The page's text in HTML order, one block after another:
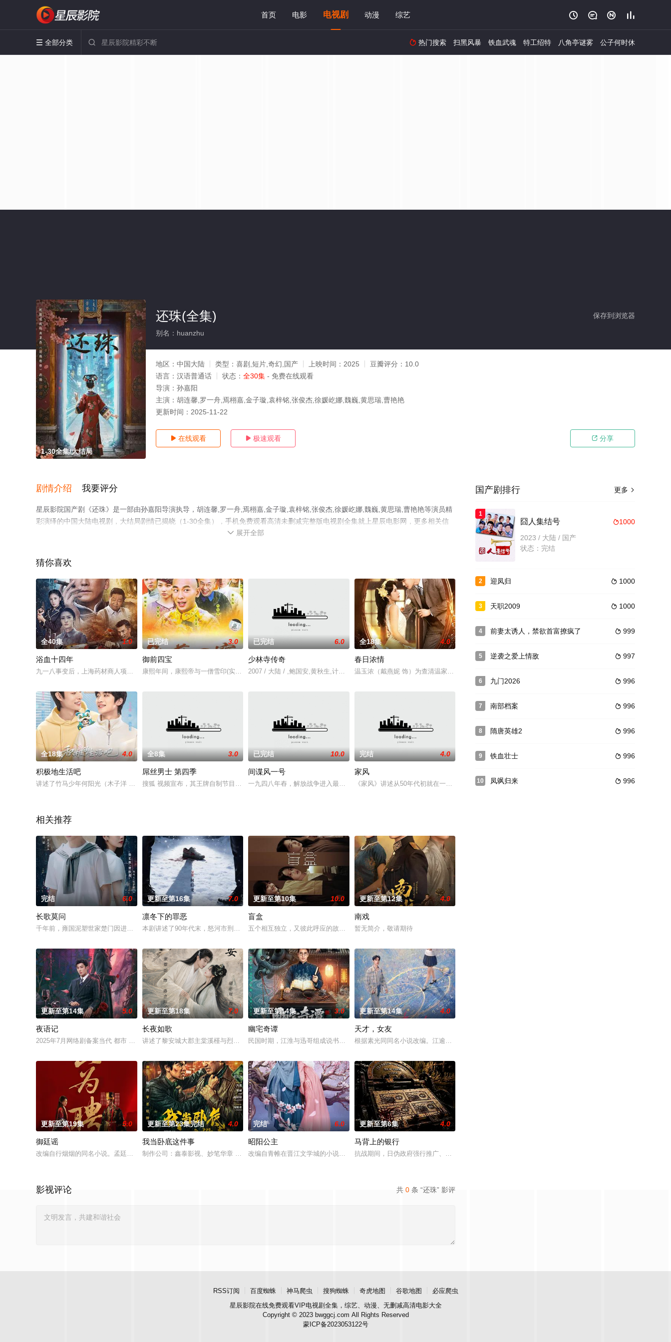
首页 电影 电视剧 动漫 综艺    
 全部分类   热门搜索 扫黑风暴 铁血武魂 特工绍特 八角亭谜雾 公子何时休
1-30全集/大结局
保存到浏览器
还珠(全集)
别名：huanzhu
地区： 中国大陆 类型： 喜剧,短片,奇幻,国产 上映时间： 2025 豆瓣评分： 10.0
语言： 汉语普通话 状态： 全30集 - 免费在线观看
导演： 孙嘉阳
主演： 胡连馨,罗一舟,焉栩嘉,金子璇,袁梓铭,张俊杰,徐媛屹娜,魏巍,黄思瑞,曹艳艳
更新时间： 2025-11-22
 在线观看  极速观看  分享
剧情介绍 我要评分
星辰影院国产剧《还珠》是一部由孙嘉阳导演执导，胡连馨,罗一舟,焉栩嘉,金子璇,袁梓铭,张俊杰,徐媛屹娜,魏巍,黄思瑞,曹艳艳等演员精
彩演绎的中国大陆电视剧，大结局剧情已揭晓（1-30全集），手机免费观看高清未删减完整版电视剧全集就上星辰电影网，更多相关信
 展开全部
猜你喜欢
全40集 1.0
浴血十四年
九一八事变后，上海药材商人项青松私下组织募捐，支援东北抗日义勇军，其子项彬礼瞒着父亲也偷偷参加抗日活动。一二八事变爆发后上海陷入混乱，项
已完结 3.0
御前四宝
康熙年间，康熙帝与一僧雪印(实为康熙之父委派)打赌，怪僧承诺将街头两名乞丐；当朝宰相明珠之子纳兰容若；海师提督施郎之子施仕伦训练成国之栋
已完结 6.0
少林寺传奇
2007 / 大陆 / ,鲍国安,黄秋生,计春华,谢苗,李炳渊,叶剑卫
全18集 4.0
春日浓情
温玉浓（戴燕妮 饰）为查清温家灭门真相，假借身份进入秦家，却与三年前的爱人秦恪闻（代高政 饰）再度
全18集 4.0
积极地生活吧
讲述了竹马少年何阳光（木子洋 饰）和洛星星（吴幸键 饰）在携手追梦的过程中彼此成长的故事。剧中，从小一起长大的何阳光和洛星星受家族影响，
全8集 3.0
屌丝男士 第四季
搜狐 视频宣布，其王牌自制节目《屌 丝男士》系列第四季将于近期开拍。 在其开机发布会上，搜狐视频宣布来 自德国的“屌丝女士”玛蒂娜·希尔
已完结 10.0
间谍风一号
一九四八年舂，解放战争进入最后阶段，当我军兵临长江天堑，国共进入和谈的这个历史关头，南京国民党保察局处长徐庭焘，得到一个致命的情
完结 4.0
家风
《家风》讲述从50年代初就在一起共过事的省人大常务副主任杨正民与水务厅长牛志浩二人成了亲家。杨正
相关推荐
完结 6.0
长歌莫问
千年前，雍国泥塑世家楚门因进贡的“十二生肖”离奇流血炸裂，惨遭满门流放，楚父以死鸣冤。楚家大小姐楚梓鸢带着滔天恨意，在屠刀落地的瞬间，灵
更新至第16集 7.0
凛冬下的罪恶
本剧讲述了90年代末，怒河市刑侦支队在无普及监控、无DNA鉴定技术的支持下，通过摸排、勘查等传统刑侦手段，接连破获数起重案要案的艰难过程
更新至第10集 10.0
盲盒
五个相互独立，又彼此呼应的故事——用一场精心策划的“夏令营”完成复仇的受害者；临终前与遗憾和解的“无用之人”；共享同一具躯体的人格“刮刮
更新至第12集 4.0
南戏
暂无简介，敬请期待
更新至第14集 5.0
夜语记
2025年7月网络剧备案当代 都市 海南越酷文化传媒有限公司
更新至第18集 7.0
长夜如歌
讲述了黎安城大郡主棠溪槿与烈云峥之间曲折动人的情感，以及他们在复杂局势中坚守初心、勇敢面对困难的爱情故事。通过剧中主人公在成长的道路上，
更新至第14集 3.0
幽宅奇谭
民国时期，江淮与迅哥组成说书班子，偶遇“白天人住屋，晚上鬼占房”的阴阳宅，江淮被掳走配“阴婚”。他与女探长穆英搭档，侦破阎王娶亲、五鬼运
更新至第14集 4.0
天才，女友
根据素光同同名小说改编。江逾白长大以后，林知夏忽然对他说：“江逾白，我喜欢你，哲学和生物学意义上
更新至第19集 5.0
御廷谣
改编自行烟烟的同名小说。孟廷辉，大平王朝有史以来个以女子进士科三元及第入翰林院的奇女子。十年前的她被他从死人堆里救出来，蓬头垢面口齿不清
更新至第23集完结 4.0
我当卧底这件事
制作公司：鑫泰影视、妙笔华章 题材：警匪、反诈 规格：15分钟X24集 拍摄地点：广东 出品人：郑伟、梁可青、孟钰辰、刘凌爽 总制片人：
完结 6.0
昭阳公主
改编自青帷在晋江文学城的小说《平阳公主》。
更新至第6集 4.0
马背上的银行
抗战期间，日伪政府强行推广、使用由“中国准备银行”发行的伪钞货币。根据党中央指示，高景波、徐邵梁、
共 0 条 “还珠” 影评
影视评论
更多 
国产剧排行
1
1000
囧人集结号
2023 / 大陆 / 国产
状态：完结
2  1000
迎凤归
3  1000
天职2009
4  999
前妻太诱人，禁欲首富撩疯了
5  997
逆袭之爱上情敌
6  996
九门2026
7  996
南部档案
8  996
隋唐英雄2
9  996
铁血壮士
10  996
凤飒归来
RSS订阅 百度蜘蛛 神马爬虫 搜狗蜘蛛 奇虎地图 谷歌地图
必应爬虫
星辰影院在线免费观看VIP电视剧全集，综艺、动漫、无删减高清电影大全
Copyright © 2023 bwggcj.com All Rights Reserved
蒙ICP备2023053122号